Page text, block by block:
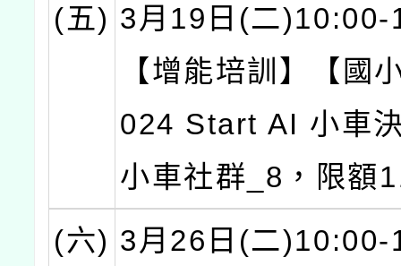
(五) 3月19日(二)10:00-
【增能培訓】【國
024 Start AI 小車
小車社群_8，限額
(六) 3月26日(二)10:00-